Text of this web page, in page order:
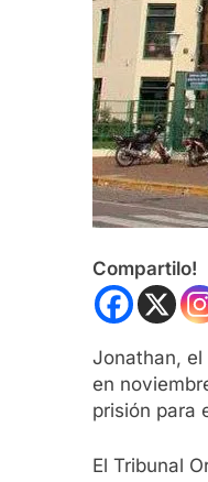
Compartilo!
Jonathan, el
en
prisión para
El Tribunal